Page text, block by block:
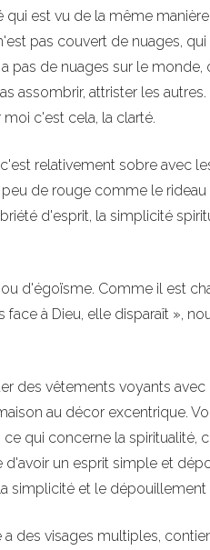
est vu de la même
pas couvert de nuages,
pas de nuages sur le monde,
assombrir, attrister les
c'est cela, la clarté.
relativement sobre avec
de rouge comme le
d'esprit, la simplicité
d'égoïsme. Comme il est
face à Dieu, elle disparaît »,
des vêtements voyants
au décor excentrique.
qui concerne la
un esprit simple et
simplicité et le
des visages multiples,